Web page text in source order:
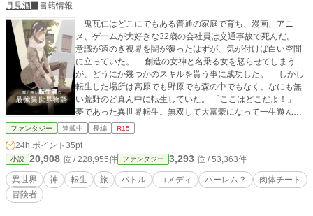
月見酒
書籍情報
鬼瓦仁はどこにでもある普通の家庭で育ち、漫画、アニ
メ、ゲームが大好きな32歳の会社員は交通事故で死んだ。
意識が遠のき視界を闇が覆ったはずが、気が付けば白い空間
に立っていた。 創造の女神と名乗る女を怒らせてしまう
が、どうにか幾つかのスキルを貰う事に成功した。 しかし
転生した場所は高原でも野原でも森の中でもなく、なにも無
い荒野のど真ん中に転生していた。 「ここはどこだよ！」
夢であった異世界転生。無双して大富豪になって一生遊んで
暮らせる！って思っていたのに荒野って！ それどころか、
これ詰んでね？最初からゲームオーバーじゃね？ ――五年
後。 化物たちが群雄割拠する無人島から脱出することに成
功した鬼瓦仁だったが、空腹で倒れてしまったところを一人
の威風堂々とした凛々しい赤髪の少女に助けてもらう。 魔
ファンタジー 連載中 長編 R15
24h.ポイント 35pt
小説 20,908 位 / 228,955件 ファンタジー 3,293 位 / 53,363件
異世界 神 転生 旅 バトル コメディ ハーレム？
肉体チート
冒険者